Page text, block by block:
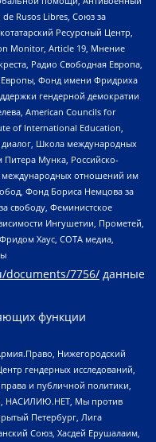
Rusos Libres, Союз за
Ресурсный Центр,
Monitor, Article 19, Мнение
Радио Свободная Европа,
Европы, Фонд имени Фридриха
гендерной демократии
American Councils for
of International Education,
Школа международных
Мунка, Российско-
международных отношений им
Фонд Бориса Немцова за
свободу, Феминистское
Ингушетии, Прометей,
Хаус, СОТА медиа,
7756/ данные
функции
Нижегородский
гендерных исследований,
и публичной политики,
НАСИЛИЮ.НЕТ, Мы против
Петербург, Лига
Союз, Хасдей Ерушалаим,